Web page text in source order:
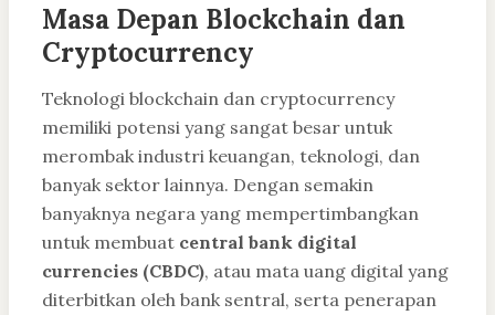
Masa Depan Blockchain dan
Cryptocurrency
Teknologi blockchain dan cryptocurrency
memiliki potensi yang sangat besar untuk
merombak industri keuangan, teknologi, dan
banyak sektor lainnya. Dengan semakin
banyaknya negara yang mempertimbangkan
untuk membuat central bank digital
currencies (CBDC), atau mata uang digital yang
diterbitkan oleh bank sentral, serta penerapan